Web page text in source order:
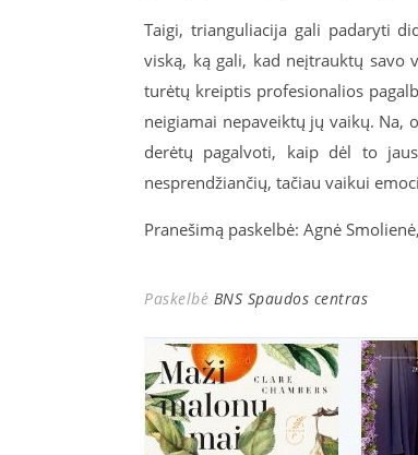
Taigi, trianguliacija gali padaryti
viską, ką gali, kad neįtrauktų savo
turėtų kreiptis profesionalios
neigiamai nepaveiktų jų vaikų. Na,
derėtų pagalvoti, kaip dėl to
nesprendžiančių, tačiau vaikui
Pranešimą paskelbė: Agnė
Paskelbė BNS Spaudos centras